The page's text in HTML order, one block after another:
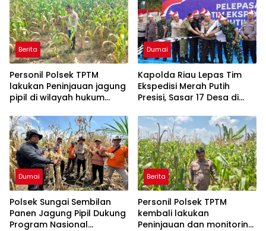
Berita
Personil Polsek TPTM
lakukan Peninjauan jagung
pipil di wilayah hukum
Dumai
Kapolda Riau Lepas Tim
Ekspedisi Merah Putih
Presisi, Sasar 17 Desa di
Dumai
Polsek Sungai Sembilan
Panen Jagung Pipil Dukung
Program Nasional
Berita
Personil Polsek TPTM
kembali lakukan
Peninjauan dan monitoring